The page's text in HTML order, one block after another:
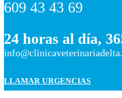
609 43 43 69
24 horas al día,
LLAMAR URGENCIAS